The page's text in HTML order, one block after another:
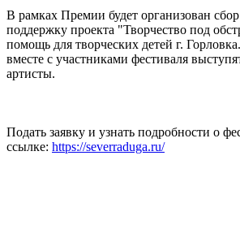
В рамках Премии будет организован сбор
поддержку проекта "Творчество под
помощь для творческих детей г.
вместе с участниками фестиваля
артисты.
Подать заявку и узнать подробности о
ссылке: https://severraduga.ru/